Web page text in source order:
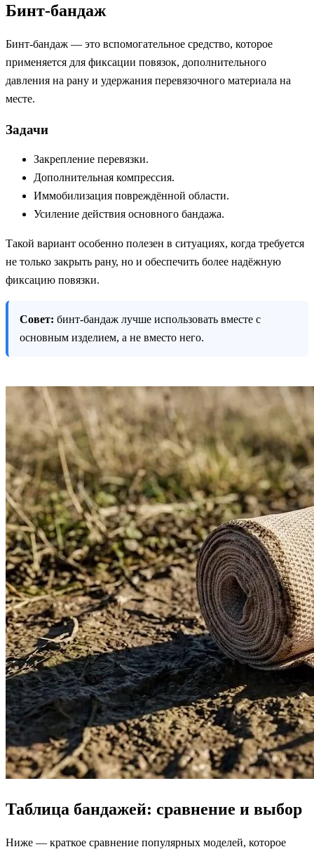
Бинт-бандаж
Бинт-бандаж — это вспомогательное средство, которое
применяется для фиксации повязок, дополнительного
давления на рану и удержания перевязочного материала на
месте.
Задачи
Закрепление перевязки.
Дополнительная компрессия.
Иммобилизация повреждённой области.
Усиление действия основного бандажа.
Такой вариант особенно полезен в ситуациях, когда требуется
не только закрыть рану, но и обеспечить более надёжную
фиксацию повязки.
Совет: бинт-бандаж лучше использовать вместе с
основным изделием, а не вместо него.
Таблица бандажей: сравнение и выбор
Ниже — краткое сравнение популярных моделей, которое